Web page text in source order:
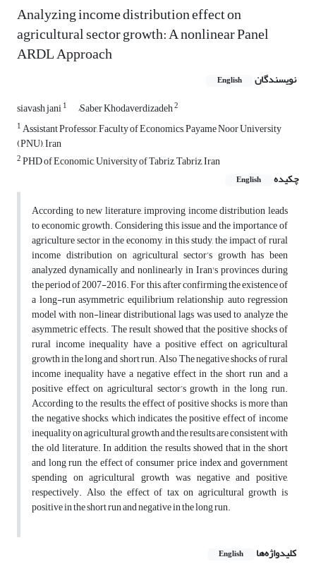
Analyzing income distribution effect on
agricultural sector growth: A nonlinear Panel
ARDL Approach
نویسندگان English
siavash jani1 ُSaber Khodaverdizadeh2
1Assistant Professor, Faculty of Economics, Payame Noor University
(PNU), Iran
2PHD of Economic, University of Tabriz, Tabriz, Iran
چکیده
English
According to new literature, improving income distribution leads
to economic growth. Considering this issue and the importance of
agriculture sector in the economy, in this study, the impact of rural
income distribution on agricultural sector’s growth has been
analyzed dynamically and nonlinearly in Iran's provinces during
the period of 2007-2016. For this, after confirming the existence of
a long-run asymmetric equilibrium relationship, auto regression
model with non-linear distributional lags was used to analyze the
asymmetric effects. The result showed that the positive shocks of
rural income inequality have a positive effect on agricultural
growth in the long and short run. Also The negative shocks of rural
income inequality have a negative effect in the short run and a
positive effect on agricultural sector’s growth in the long run.
According to the results, the effect of positive shocks is more than
the negative shocks, which indicates the positive effect of income
inequality on agricultural growth and the results are consistent with
the old literature. In addition, the results showed that in the short
and long run, the effect of consumer price index and government
spending on agricultural growth was negative and positive,
respectively. Also, the effect of tax on agricultural growth is
positive in the short run and negative in the long run.
کلیدواژه‌ها English